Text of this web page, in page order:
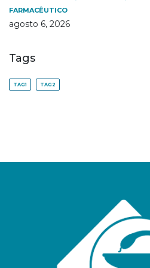
FARMACÊUTICO
agosto 6, 2026
Tags
TAG1 TAG2